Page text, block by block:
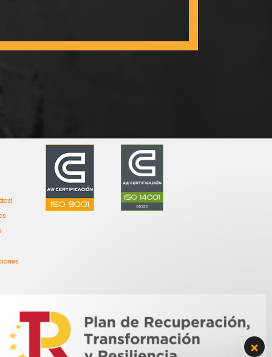
Bienvenido a Grupo Renova,
estamos aqui para solucionar
todas tus dudas.